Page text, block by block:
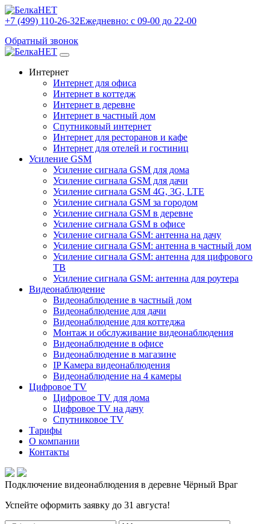
+7 (499) 110-26-32Ежедневно: с 09-00 до 22-00
Обратный звонок
Интернет
Интернет для офиса
Интернет в коттедж
Интернет в деревне
Интернет в частный дом
Спутниковый интернет
Интернет для ресторанов и кафе
Интернет для отелей и гостиниц
Усиление GSM
Усиление сигнала GSM для дома
Усиление сигнала GSM для дачи
Усиление сигнала GSM 4G, 3G, LTE
Усиление сигнала GSM за городом
Усиление сигнала GSM в деревне
Усиление сигнала GSM в офисе
Усиление сигнала GSM: антенна на дачу
Усиление сигнала GSM: антенна в частный дом
Усиление сигнала GSM: антенна для цифрового
ТВ
Усиление сигнала GSM: антенна для роутера
Видеонаблюдение
Видеонаблюдение в частный дом
Видеонаблюдение для дачи
Видеонаблюдение для коттеджа
Монтаж и обслуживание видеонаблюдения
Видеонаблюдение в офисе
Видеонаблюдение в магазине
IP Камера видеонаблюдения
Видеонаблюдение на 4 камеры
Цифровое TV
Цифровое TV для дома
Цифровое TV на дачу
Спутниковое TV
Тарифы
О компании
Контакты
Подключение видеонаблюдения в деревне Чёрный Враг
Успейте оформить заявку до 31 августа!